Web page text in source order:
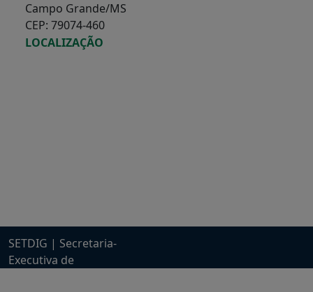
Campo Grande/MS
CEP: 79074-460
LOCALIZAÇÃO
SETDIG | Secretaria-
Executiva de